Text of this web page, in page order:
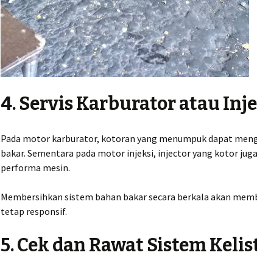
4. Servis Karburator atau
Pada motor karburator, kotoran yang menumpuk dapat
bakar. Sementara pada motor injeksi, injector yang kotor
performa mesin.
Membersihkan sistem bahan bakar secara berkala akan
tetap responsif.
5. Cek dan Rawat Sistem